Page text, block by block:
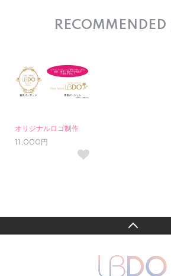
RECOMMENDED
オリジナルロゴ制作
11,000円